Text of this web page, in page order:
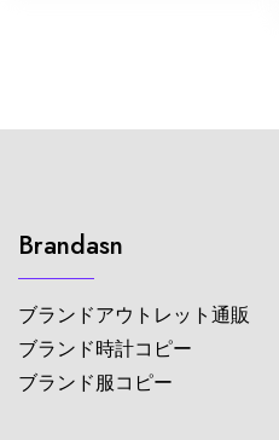
Brandasn
ブランドアウトレット通販
ブランド時計コピー
ブランド服コピー